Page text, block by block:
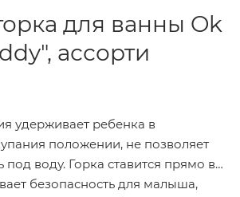
для ванны Ok
ассорти
удерживает ребенка в
положении, не позволяет
под воду. Горка ставится прямо в
безопасность для малыша,